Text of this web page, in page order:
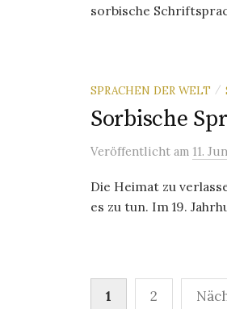
sorbische
SPRACHEN DER WELT /
Sorbische
Veröffentlicht am 11.
Die Heimat zu
es zu tun. Im 19.
1 2